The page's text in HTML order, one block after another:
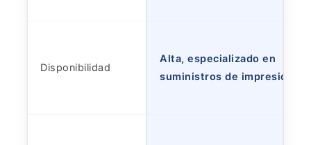
Disponibilidad
Alta, especializado en
suministros de impresión